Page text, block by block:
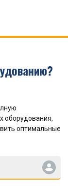
оборудования,
оптимальные